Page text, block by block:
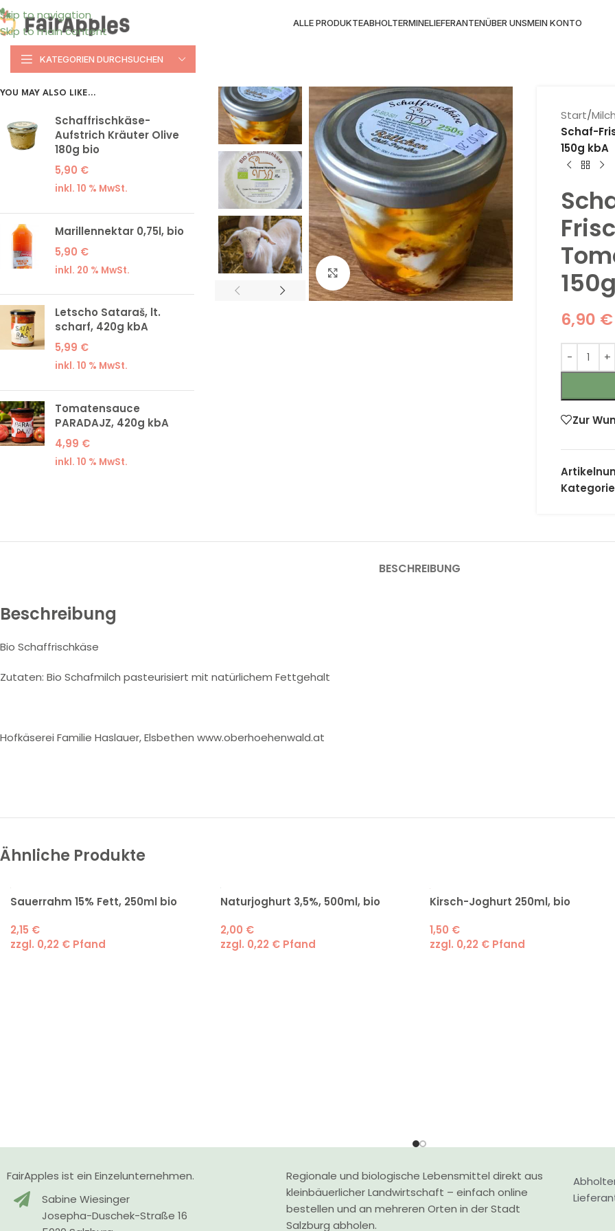
Skip to navigation
Skip to main content
ALLE PRODUKTEABHOLTERMINELIEFERANTENÜBER UNSMEIN KONTO
KATEGORIEN DURCHSUCHEN
YOU MAY ALSO LIKE…
Schaffrischkäse-
Aufstrich Kräuter Olive
180g bio
5,90 €
inkl. 10 % MwSt.
Marillennektar 0,75l, bio
5,90 €
inkl. 20 % MwSt.
Letscho Sataraš, lt.
scharf, 420g kbA
5,99 €
inkl. 10 % MwSt.
Tomatensauce
PARADAJZ, 420g kbA
4,99 €
inkl. 10 % MwSt.
Klick zum Vergrößern
Start/
Schaf-
150g kbA
6,90 €
Zur
BESCHREIBUNG
Beschreibung
Bio Schaffrischkäse
Zutaten: Bio Schafmilch pasteurisiert mit natürlichem Fettgehalt
Hofkäserei Familie Haslauer, Elsbethen www.oberhoehenwald.at
Ähnliche Produkte
Sauerrahm 15% Fett, 250ml bio
2,15 €
zzgl. 0,22 € Pfand
Naturjoghurt 3,5%, 500ml, bio
2,00 €
zzgl. 0,22 €Pfand
Kirsch-Joghurt 250ml, bio
1,50 €
zzgl. 0,22 € Pfand
FairApples ist ein Einzelunternehmen.
Sabine Wiesinger
Josepha-Duschek-Straße 16
Regionale und biologische Lebensmittel direkt aus
kleinbäuerlicher Landwirtschaft – einfach online
bestellen und an mehreren Orten in der Stadt
Salzburg abholen.